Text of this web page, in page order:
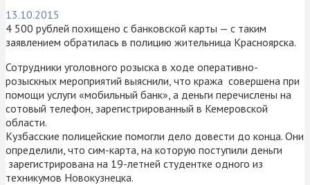
13.10.2015
4 500 рублей похищено с банковской карты — с таким
заявлением обратилась в полицию жительница Красноярска.
Сотрудники уголовного розыска в ходе оперативно-
розыскных мероприятий выяснили, что кража совершена при
помощи услуги «мобильный банк», а деньги перечислены на
сотовый телефон, зарегистрированный в Кемеровской
области.
Кузбасские полицейские помогли дело довести до конца. Они
определили, что сим-карта, на которую поступили деньги
зарегистрирована на 19-летней студентке одного из
техникумов Новокузнецка.